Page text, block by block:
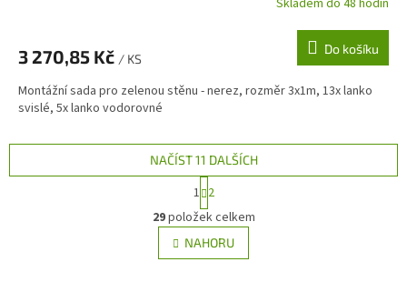
3 270,85 Kč / KS
Do košíku
Montážní sada pro zelenou stěnu - nerez, rozměr 3x1m, 13x lanko
svislé, 5x lanko vodorovné
O
v
l
á
NAČÍST 11 DALŠÍCH
t
r
á
n
k
1 2
29položek celkem
NAHORU